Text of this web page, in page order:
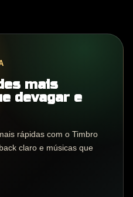
mais
devagar e
rápidas com o Timbro
claro e músicas que